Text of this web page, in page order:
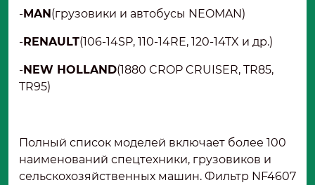
-MAN(грузовики и автобусы NEOMAN)
-RENAULT(106-14SP, 110-14RE, 120-14TX и др.)
-NEW HOLLAND(1880 CROP CRUISER, TR85,
TR95)
Полный список моделей включает более 100
наименований спецтехники, грузовиков и
сельскохозяйственных машин. Фильтр NF4607